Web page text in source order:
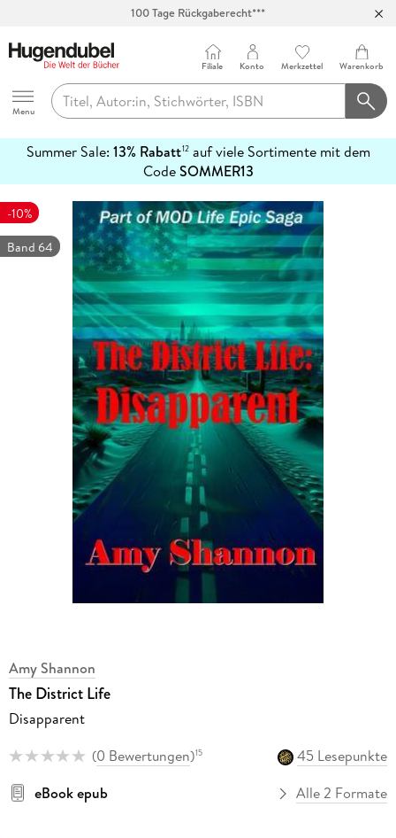
100 Tage Rückgaberecht***
Hugendubel
Menu
Filiale Konto Merkzettel Warenkorb
Summer Sale: 13% Rabatt12auf viele Sortimente mit dem
CodeSOMMER13
erfahren
-10%
Band 64
Amy Shannon
The District Life
Disapparent
(0 Bewertungen)15
45 Lesepunkte
eBook epub
Alle 2 Formate